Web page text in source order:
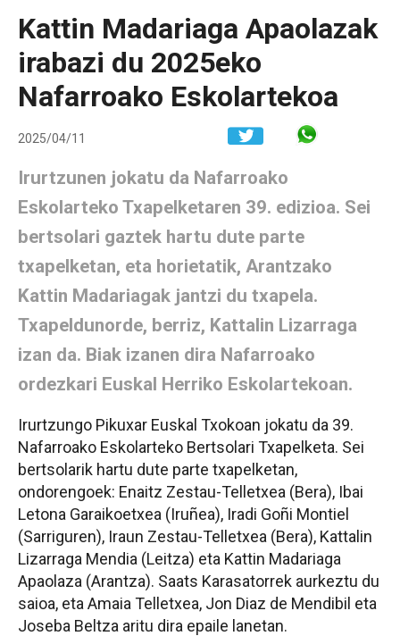
Kattin Madariaga Apaolazak
irabazi du 2025eko
Nafarroako Eskolartekoa
2025/04/11
Irurtzunen jokatu da Nafarroako
Eskolarteko Txapelketaren 39. edizioa. Sei
bertsolari gaztek hartu dute parte
txapelketan, eta horietatik, Arantzako
Kattin Madariagak jantzi du txapela.
Txapeldunorde, berriz, Kattalin Lizarraga
izan da. Biak izanen dira Nafarroako
ordezkari Euskal Herriko Eskolartekoan.
Irurtzungo Pikuxar Euskal Txokoan jokatu da 39.
Nafarroako Eskolarteko Bertsolari Txapelketa. Sei
bertsolarik hartu dute parte txapelketan,
ondorengoek: Enaitz Zestau-Telletxea (Bera), Ibai
Letona Garaikoetxea (Iruñea), Iradi Goñi Montiel
(Sarriguren), Iraun Zestau-Telletxea (Bera), Kattalin
Lizarraga Mendia (Leitza) eta Kattin Madariaga
Apaolaza (Arantza). Saats Karasatorrek aurkeztu du
saioa, eta Amaia Telletxea, Jon Diaz de Mendibil eta
Joseba Beltza aritu dira epaile lanetan.